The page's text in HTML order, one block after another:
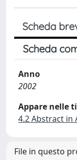
Scheda
Scheda
Anno
2002
Appare nelle
4.2 Abstract in
File in questo